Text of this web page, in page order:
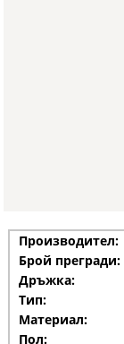
Производител:
Брой прегради:
Дръжка:
Тип:
Материал:
Пол: